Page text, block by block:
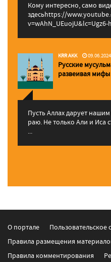
Кому интересно, само
здесьhttps://
v=wAhN_UEuojU&lc=Ugz6-
KRR AKK
Русские
pазвеивая
Пусть Аллах дарует
раю. Не только Али и Иса
...
О портале
Пользовательское
Правила размещения
Правила комментирования